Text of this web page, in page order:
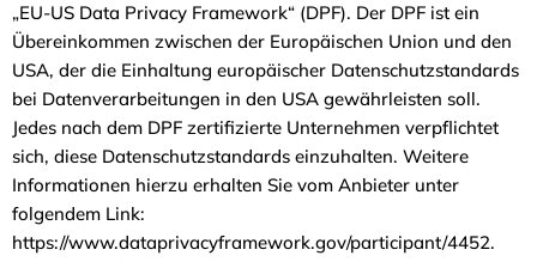
„EU-US Data Privacy Framework“ (DPF). Der DPF ist ein
Übereinkommen zwischen der Europäischen Union und den
USA, der die Einhaltung europäischer Datenschutzstandards
bei Datenverarbeitungen in den USA gewährleisten soll.
Jedes nach dem DPF zertifizierte Unternehmen verpflichtet
sich, diese Datenschutzstandards einzuhalten. Weitere
Informationen hierzu erhalten Sie vom Anbieter unter
folgendem Link:
https://www.dataprivacyframework.gov/participant/4452.